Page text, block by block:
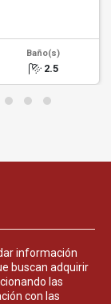
Baño(s)
2.5
información
buscan adquirir
las
con las